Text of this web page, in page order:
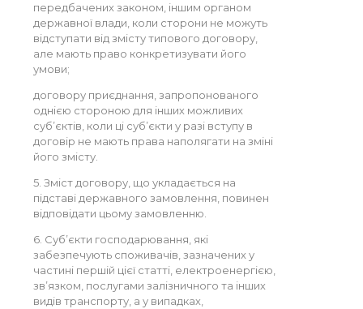
передбачених законом, іншим органом
державної влади, коли сторони не можуть
відступати від змісту типового договору,
але мають право конкретизувати його
умови;
договору приєднання, запропонованого
однією стороною для інших можливих
суб’єктів, коли ці суб’єкти у разі вступу в
договір не мають права наполягати на зміні
його змісту.
5. Зміст договору, що укладається на
підставі державного замовлення, повинен
відповідати цьому замовленню.
6. Суб’єкти господарювання, які
забезпечують споживачів, зазначених у
частині першій цієї статті, електроенергією,
зв’язком, послугами залізничного та інших
видів транспорту, а у випадках,